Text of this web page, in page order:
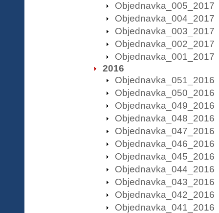
Objednavka_005_2017
Objednavka_004_2017
Objednavka_003_2017
Objednavka_002_2017
Objednavka_001_2017
2016
Objednavka_051_2016
Objednavka_050_2016
Objednavka_049_2016
Objednavka_048_2016
Objednavka_047_2016
Objednavka_046_2016
Objednavka_045_2016
Objednavka_044_2016
Objednavka_043_2016
Objednavka_042_2016
Objednavka_041_2016